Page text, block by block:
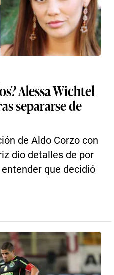
Alessa Wichtel
separarse de
de Aldo Corzo con
dio detalles de por
que decidió